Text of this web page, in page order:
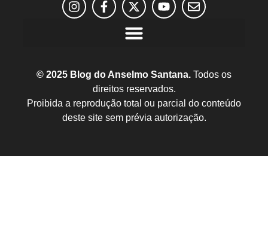
© 2025 Blog do Anselmo Santana. Todos os
direitos reservados.
Proibida a reprodução total ou parcial do conteúdo
deste site sem prévia autorização.